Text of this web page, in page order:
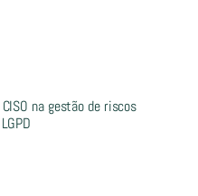
na gestão de riscos